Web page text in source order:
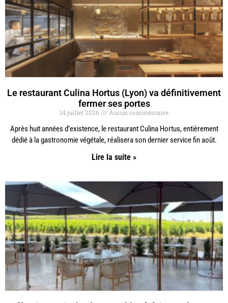
Le restaurant Culina Hortus (Lyon) va définitivement
fermer ses portes
14 juillet 2026 Aucun commentaire
Après huit années d’existence, le restaurant Culina Hortus, entièrement
dédié à la gastronomie végétale, réalisera son dernier service fin août.
Lire la suite »